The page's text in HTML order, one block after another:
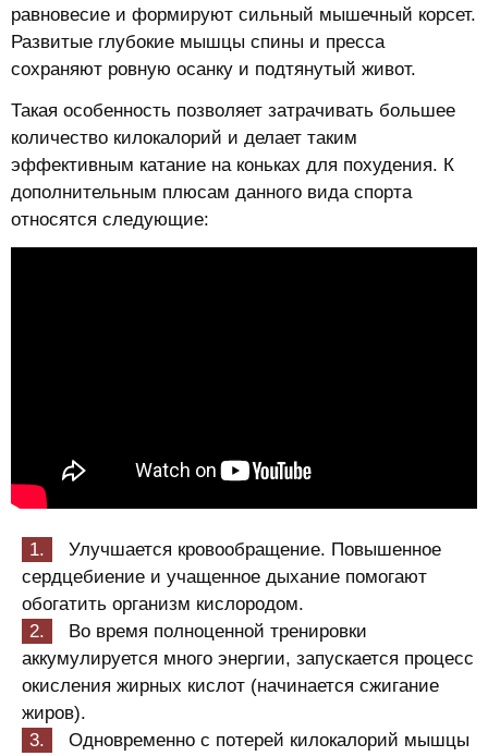
равновесие и формируют сильный мышечный корсет.
Развитые глубокие мышцы спины и пресса
сохраняют ровную осанку и подтянутый живот.
Такая особенность позволяет затрачивать большее
количество килокалорий и делает таким
эффективным катание на коньках для похудения. К
дополнительным плюсам данного вида спорта
относятся следующие:
Улучшается кровообращение. Повышенное
сердцебиение и учащенное дыхание помогают
обогатить организм кислородом.
Во время полноценной тренировки
аккумулируется много энергии, запускается процесс
окисления жирных кислот (начинается сжигание
жиров).
Одновременно с потерей килокалорий мышцы